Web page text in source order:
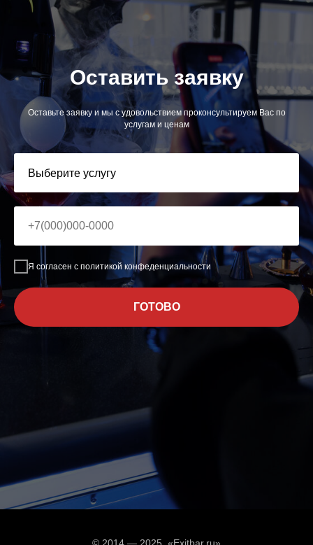
Оставить заявку
Оставьте заявку и мы с удовольствием проконсультируем Вас по
услугам и ценам
Я согласен с политикой конфеденциальности
ГОТОВО